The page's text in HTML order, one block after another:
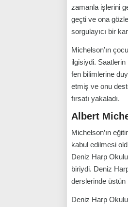
zamanla işlerini
geçti ve ona
sorgulayıcı bir
Michelson’ın
ilgisiydi.
fen bilimlerine
etmiş ve onu
fırsatı yakaladı.
Albert
Michelson’ın
kabul edilmesi
Deniz Harp
biriydi. Deniz
derslerinde üstün
Deniz Harp